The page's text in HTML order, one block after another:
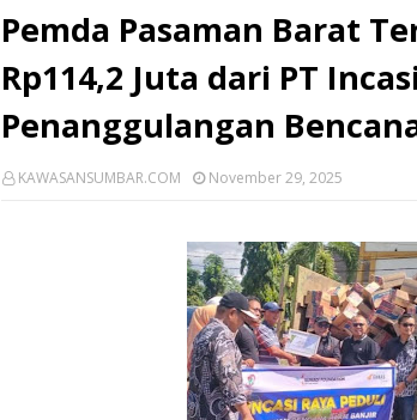
Pemda Pasaman Barat
Rp114,2 Juta dari PT
Penanggulangan
KAWASANSUMBAR.COM November 29, 2025